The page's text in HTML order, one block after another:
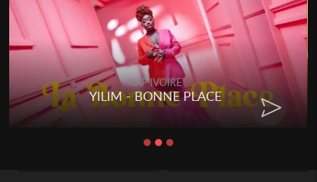
RAP IVOIRE
YILIM - BONNE PLACE